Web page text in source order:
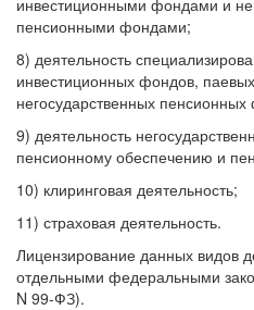
инвестиционными фондами и
пенсионными фондами;
8) деятельность
инвестиционных фондов,
негосударственных
9) деятельность
пенсионному обеспечению и
10) клиринговая деятельность;
11) страховая деятельность.
Лицензирование данных видов
отдельными федеральными
N 99-ФЗ).